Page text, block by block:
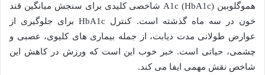
هموگلوبین A1c (HbA1c) شاخصی کلیدی برای سنجش میانگین قند
خون در سه ماه گذشته است. کنترل HbA1c برای جلوگیری از
عوارض طولانی مدت دیابت، از جمله بیماری های کلیوی، عصبی و
چشمی، حیاتی است. خبر خوب این است که ورزش در کاهش این
شاخص نقش مهمی ایفا می کند.